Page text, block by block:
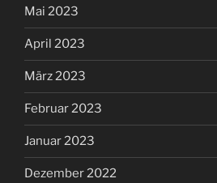
Mai 2023
April 2023
März 2023
Februar 2023
Januar 2023
Dezember 2022